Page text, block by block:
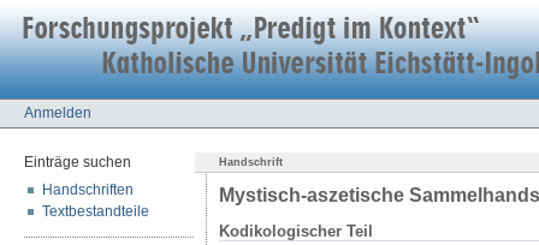
Anmelden
Einträge suchen
Handschriften
Textbestandteile
Handschrift
Mystisch-aszetische
Kodikologischer Teil